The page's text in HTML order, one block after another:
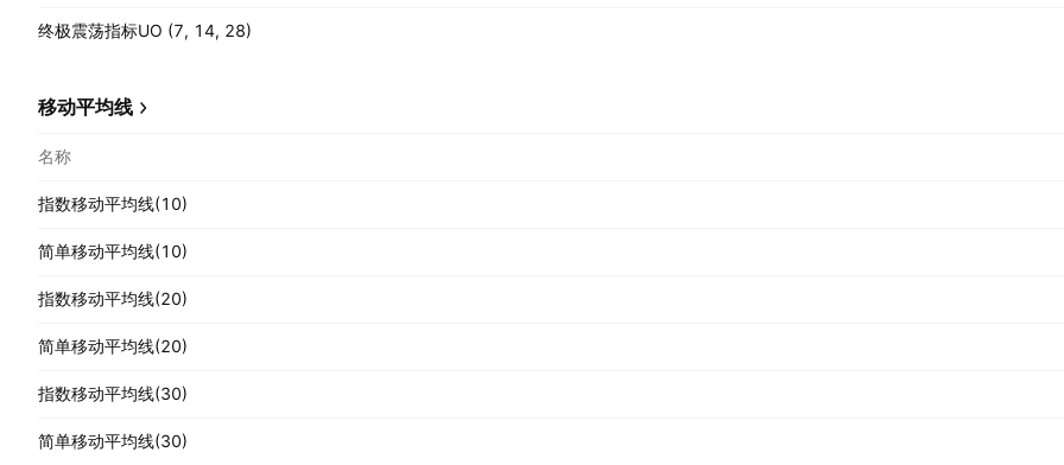
终极震荡指标UO (7, 14, 28)
移动平均线
名称
指数移动平均线(10)
简单移动平均线(10)
指数移动平均线(20)
简单移动平均线(20)
指数移动平均线(30)
简单移动平均线(30)